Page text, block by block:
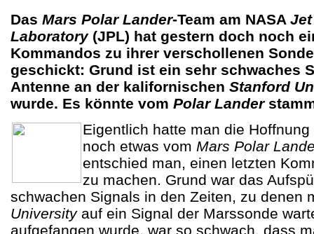
Das Mars Polar Lander-Team am NASA
Laboratory (JPL) hat gestern doch noch
Kommandos zu ihrer verschollenen
geschickt: Grund ist ein sehr schwaches
Antenne an der kalifornischen Stanford
wurde. Es könnte vom Polar Lander
Eigentlich hatte man die
noch etwas vom Mars Polar
entschied man, einen letzten
zu machen. Grund war das
schwachen Signals in den Zeiten, zu denen
Universityauf ein Signal der Marssonde
aufgefangen wurde, war so schwach, dass